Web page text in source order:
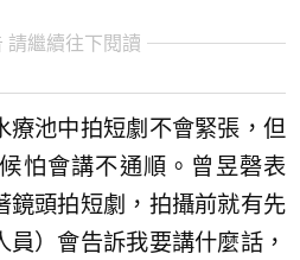
請繼續往下閱讀
療池中拍短劇不會緊張，但
怕會講不通順。曾昱磬表
鏡頭拍短劇，拍攝前就有先
）會告訴我要講什麼話，